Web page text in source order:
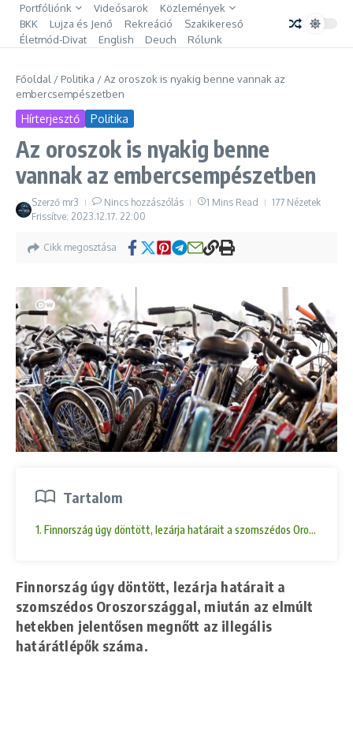
Ugrás a tartalomhoz
Portfóliónk Videósarok
Közlemények
BKK
Lujza és Jenő Rekreáció
Szakikereső
Életmód-Divat
English Deuch Rólunk
Főoldal / Politika /Az oroszok is nyakig benne vannak az
embercsempészetben
Hírterjesztő Politika
Az oroszok is nyakig benne
vannak az embercsempészetben
Szerző mr3 Nincs hozzászólás 1 Mins Read
177 Nézetek
Frissítve: 2023.12.17. 22:00
Cikk megosztása
Tartalom
1. Finnország úgy döntött, lezárja határait a szomszédos
Finnország úgy döntött, lezárja határait a
szomszédos Oroszországgal, miután az elmúlt
hetekben jelentősen megnőtt az illegális
határátlépők száma.